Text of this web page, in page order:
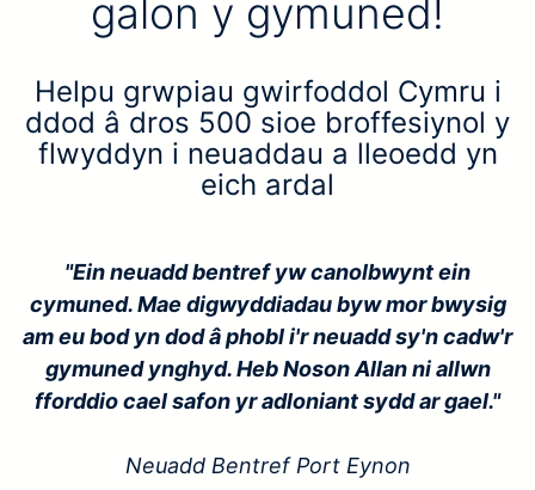
galon y gymuned!
Helpu grwpiau gwirfoddol Cymru i
ddod â dros 500 sioe broffesiynol y
flwyddyn i neuaddau a lleoedd yn
eich ardal
"Ein neuadd bentref yw canolbwynt ein
cymuned. Mae digwyddiadau byw mor bwysig
am eu bod yn dod â phobl i'r neuadd sy'n cadw'r
gymuned ynghyd. Heb Noson Allan ni allwn
fforddio cael safon yr adloniant sydd ar gael."
Neuadd Bentref Port Eynon